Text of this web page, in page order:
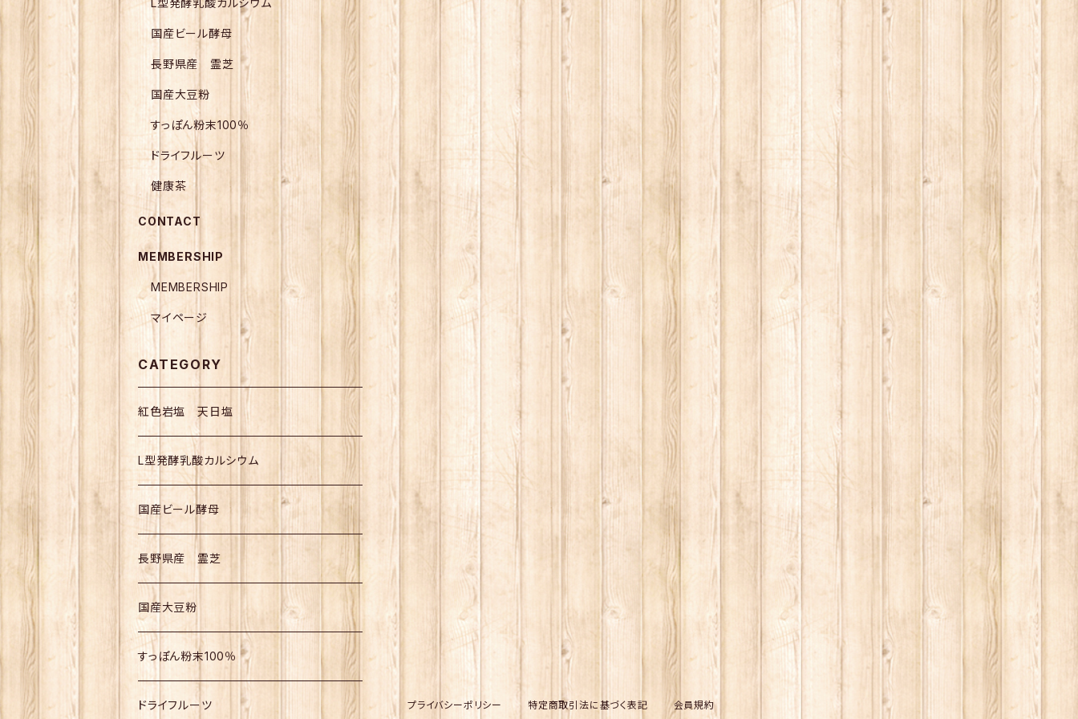
L型発酵乳酸カルシウム
国産ビール酵母
長野県産 霊芝
国産大豆粉
すっぽん粉末100％
ドライフルーツ
健康茶
CONTACT
MEMBERSHIP
MEMBERSHIP
マイページ
CATEGORY
紅色岩塩 天日塩
L型発酵乳酸カルシウム
国産ビール酵母
長野県産 霊芝
国産大豆粉
すっぽん粉末100％
ドライフルーツ プライバシーポリシー 特定商取引法に基づく表記 会員規約